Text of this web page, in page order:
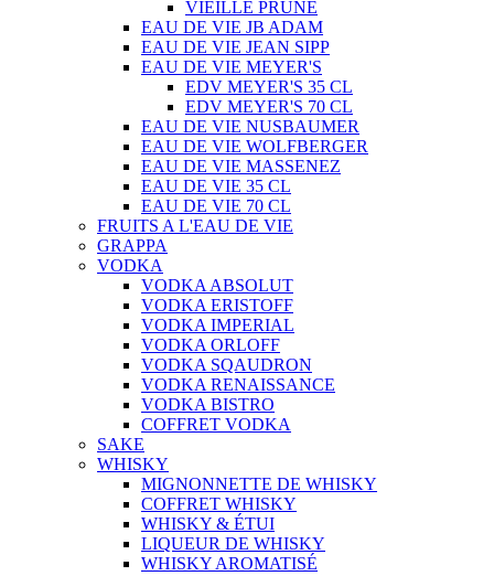
VIEILLE PRUNE
EAU DE VIE JB ADAM
EAU DE VIE JEAN SIPP
EAU DE VIE MEYER'S
EDV MEYER'S 35 CL
EDV MEYER'S 70 CL
EAU DE VIE NUSBAUMER
EAU DE VIE WOLFBERGER
EAU DE VIE MASSENEZ
EAU DE VIE 35 CL
EAU DE VIE 70 CL
FRUITS A L'EAU DE VIE
GRAPPA
VODKA
VODKA ABSOLUT
VODKA ERISTOFF
VODKA IMPERIAL
VODKA ORLOFF
VODKA SQAUDRON
VODKA RENAISSANCE
VODKA BISTRO
COFFRET VODKA
SAKE
WHISKY
MIGNONNETTE DE WHISKY
COFFRET WHISKY
WHISKY & ÉTUI
LIQUEUR DE WHISKY
WHISKY AROMATISÉ